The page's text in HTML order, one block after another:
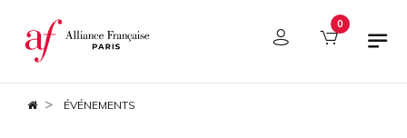
Panneau de gestion des cookies 0
ÉVÉNEMENTS